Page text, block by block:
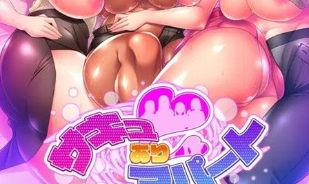
ゆ
り る れ
わ